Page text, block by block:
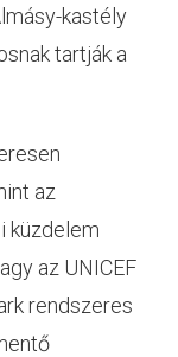
kastély
tartják a
az
küzdelem
az UNICEF
rendszeres